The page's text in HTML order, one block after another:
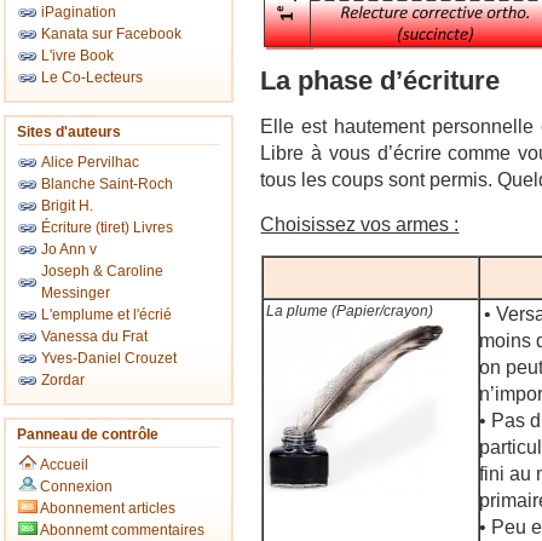
iPagination
Kanata sur Facebook
L'ivre Book
Le Co-Lecteurs
Sites d'auteurs
Alice Pervilhac
Blanche Saint-Roch
Brigit H.
Écriture (tiret) Livres
Jo Ann v
Joseph & Caroline
Messinger
L'emplume et l'écrié
Vanessa du Frat
Yves-Daniel Crouzet
Zordar
Panneau de contrôle
Accueil
Connexion
Abonnement articles
Abonnemt commentaires
La phase d’écriture
Elle est hautement
Libre à vous d’écrire comme
tous les coups sont permis.
Choisissez vos armes :
La plume (Papier/crayon)
•
moins
on
• Pas
fini au
• Peu